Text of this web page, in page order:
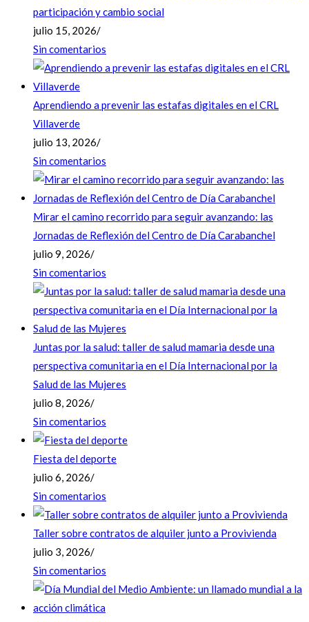
participación y cambio social
julio 15, 2026/
Sin comentarios
Aprendiendo a prevenir las estafas digitales en el CRL
Villaverde
julio 13, 2026/
Sin comentarios
Mirar el camino recorrido para seguir avanzando: las
Jornadas de Reflexión del Centro de Día Carabanchel
julio 9, 2026/
Sin comentarios
Juntas por la salud: taller de salud mamaria desde una
perspectiva comunitaria en el Día Internacional por la
Salud de las Mujeres
julio 8, 2026/
Sin comentarios
Fiesta del deporte
julio 6, 2026/
Sin comentarios
Taller sobre contratos de alquiler junto a Provivienda
julio 3, 2026/
Sin comentarios